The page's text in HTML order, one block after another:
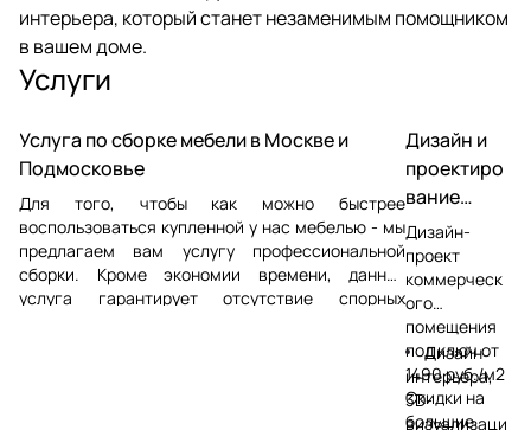
интерьера, который станет незаменимым помощником
в вашем доме.
Услуги
Услуга по сборке мебели в Москве и
Подмосковье
Для того, чтобы как можно быстрее
воспользоваться купленной у нас мебелью - мы
предлагаем вам услугу профессиональной
сборки. Кроме экономии времени, данная
услуга гарантирует отсутствие спорных
Дизайн и
проектиро
вание
магазинов
и офисов
Дизайн-
проект
коммерческ
ого
помещения
под ключ от
1490 руб./м2
Скидки на
большие
Дизайн
интерьера,
3D-
визуализаци